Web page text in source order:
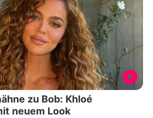
zu Bob: Khloé
neuem Look